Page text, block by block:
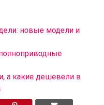
новые модели и
а какие дешевели в